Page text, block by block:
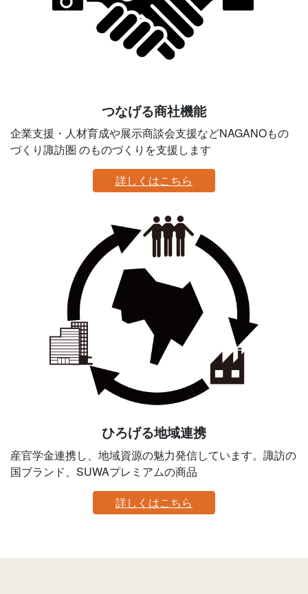
つなげる商社機能
企業支援・人材育成や展示商談会支援などNAGANOもの
づくり諏訪圏 のものづくりを支援します
詳しくはこちら
ひろげる地域連携
産官学金連携し、地域資源の魅力発信しています。諏訪の
国ブランド、SUWAプレミアムの商品
詳しくはこちら